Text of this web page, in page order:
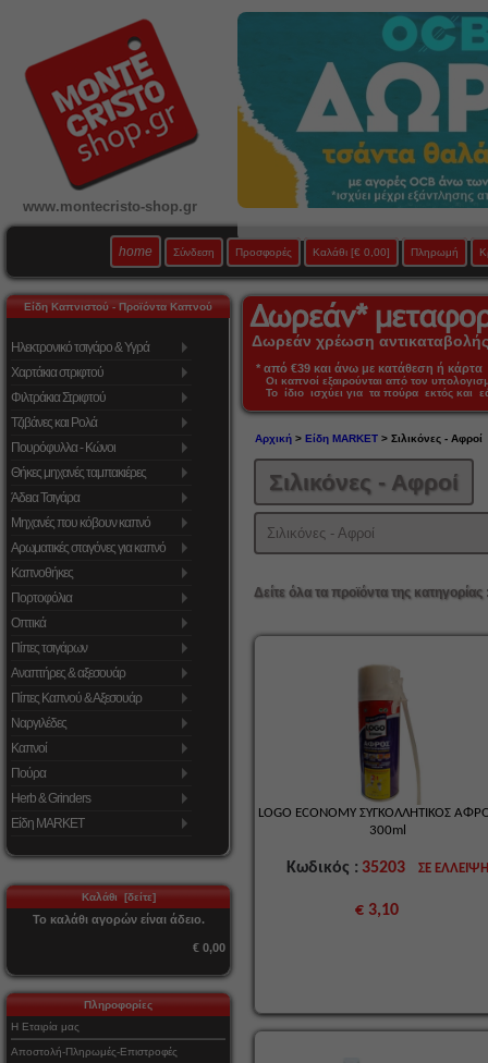
www.montecristo-shop.gr
home Σύνδεση Προσφορές Καλάθι [€ 0,00] Πληρωμή
Είδη Καπνιστού - Προϊόντα Καπνού
Ηλεκτρονικό τσιγάρο & Υγρά
Χαρτάκια στριφτού
Φιλτράκια Στριφτού
Τζιβάνες και Ρολά
Πουρόφυλλα - Κώνοι
Θήκες μηχανές ταμπακιέρες
Άδεια Τσιγάρα
Μηχανές που κόβουν καπνό
Αρωματικές σταγόνες για καπνό
Καπνοθήκες
Πορτοφόλια
Οπτικά
Πίπες τσιγάρων
Αναπτήρες & αξεσουάρ
Πίπες Καπνού & Αξεσουάρ
Ναργιλέδες
Καπνοί
Πούρα
Herb & Grinders
Είδη MARKET
Καλάθι [δείτε]
Το καλάθι αγορών είναι άδειο.
€ 0,00
Πληροφορίες
Η Εταιρία μας
Αποστολή-Πληρωμές-Επιστροφές
Δωρεάν χρέωση
* από €39 και άνω με κατάθεση ή
Οι καπνοί εξαιρούνται από τον
Το ίδιο ισχύει για τα πούρα εκτός και
Αρχική> Είδη MARKET> Σιλικόνες - Αφροί
Σιλικόνες - Αφροί
Σιλικόνες - Αφροί
Δείτε όλα τα προϊόντα της κατηγορίας
LOGO ECONOMY ΣΥΓΚΟΛΛΗΤΙΚΟΣ
300ml
Κωδικός : 35203 ΣΕ
€ 3,10